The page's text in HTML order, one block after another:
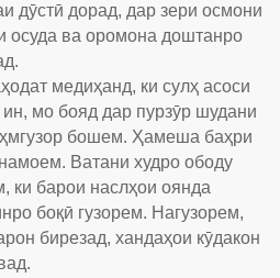
дӯстӣ дорад, дар зери осмони
осуда ва оромона доштанро
медиҳанд, ки сулҳ асоси
мо бояд дар пурзӯр шудани
бошем. Ҳамеша баҳри
Ватани худро ободу
ки барои наслҳои оянда
боқӣ гузорем. Нагузорем,
бирезад, хандаҳои кӯдакон